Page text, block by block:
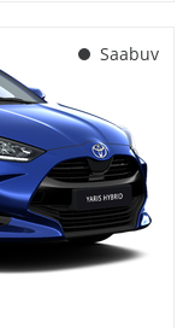
Saabuv